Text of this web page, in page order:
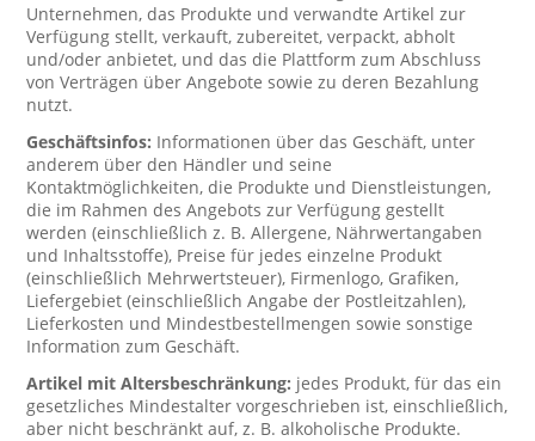
Unternehmen, das Produkte und verwandte Artikel zur
Verfügung stellt, verkauft, zubereitet, verpackt, abholt
und/oder anbietet, und das die Plattform zum Abschluss
von Verträgen über Angebote sowie zu deren Bezahlung
nutzt.
Geschäftsinfos: Informationen über das Geschäft, unter
anderem über den Händler und seine
Kontaktmöglichkeiten, die Produkte und Dienstleistungen,
die im Rahmen des Angebots zur Verfügung gestellt
werden (einschließlich z. B. Allergene, Nährwertangaben
und Inhaltsstoffe), Preise für jedes einzelne Produkt
(einschließlich Mehrwertsteuer), Firmenlogo, Grafiken,
Liefergebiet (einschließlich Angabe der Postleitzahlen),
Lieferkosten und Mindestbestellmengen sowie sonstige
Information zum Geschäft.
Artikel mit Altersbeschränkung: jedes Produkt, für das ein
gesetzliches Mindestalter vorgeschrieben ist, einschließlich,
aber nicht beschränkt auf, z. B. alkoholische Produkte.